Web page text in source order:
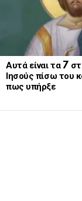
Αυτά είναι τα 7
Ιησούς πίσω του
πως υπήρξε